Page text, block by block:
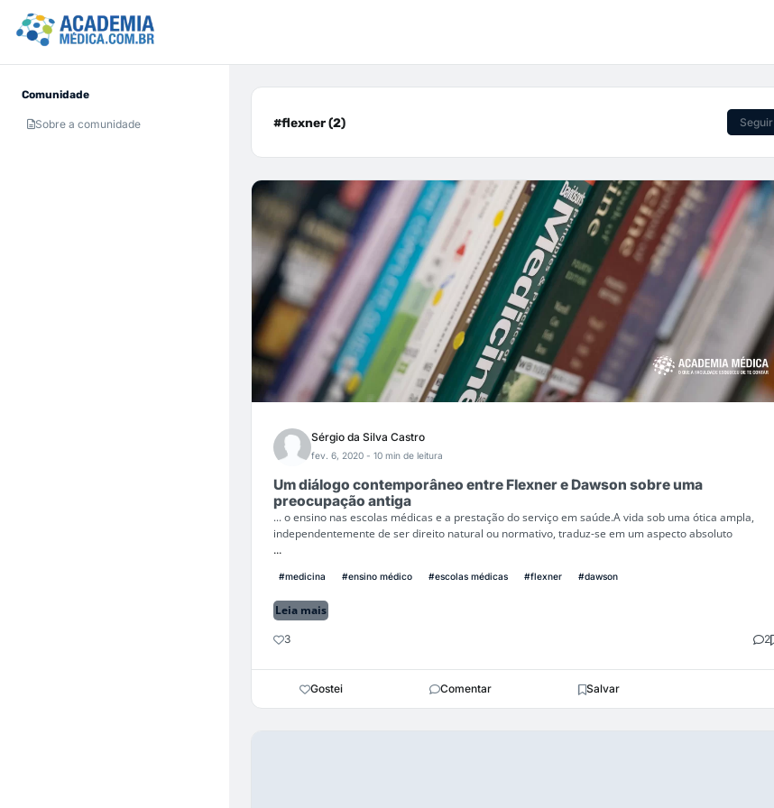
Comunidade
Sobre a comunidade #flexner (2) Seguir
Sérgio da Silva Castro
fev. 6, 2020 - 10 min de leitura
Um diálogo contemporâneo entre Flexner e Dawson sobre uma
preocupação antiga
... o ensino nas escolas médicas e a prestação do serviço em saúde.A vida sob uma ótica ampla,
independentemente de ser direito natural ou normativo, traduz-se em um aspecto absoluto
...
#medicina #ensino médico #escolas médicas #flexner #dawson
Leia mais
3 2
Gostei Comentar Salvar